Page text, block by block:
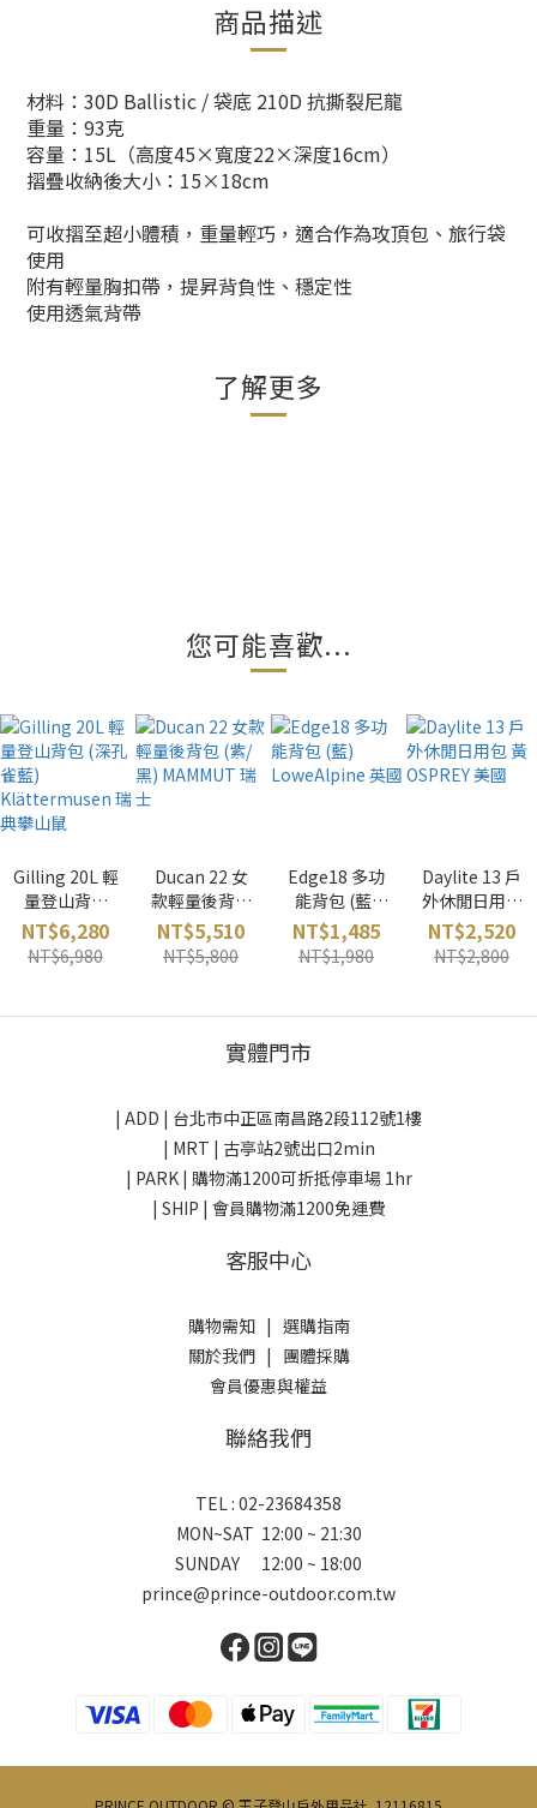
商品描述
材料：30D Ballistic / 袋底 210D 抗撕裂尼龍
重量：93克
容量：15L（高度45×寬度22×深度16cm）
摺疊收納後大小：15×18cm
可收摺至超小體積，重量輕巧，適合作為攻頂包、旅行袋
使用
附有輕量胸扣帶，提昇背負性、穩定性
使用透氣背帶
了解更多
您可能喜歡...
Gilling 20L 輕
量登山背包
(深孔雀藍)
Klättermuse
n 瑞典攀山鼠
NT$6,280
NT$6,980
Ducan 22 女
款輕量後背包
(紫/黑)
MAMMUT 瑞
士
NT$5,510
NT$5,800
Edge18 多功
能背包 (藍)
LoweAlpine
英國
NT$1,485
NT$1,980
Daylite 13 戶
外休閒日用包
黃 OSPREY 美
國
NT$2,520
NT$2,800
實體門市
| ADD | 台北市中正區南昌路2段112號1樓
| MRT | 古亭站2號出口2min
| PARK | 購物滿1200可折抵停車場 1hr
| SHIP | 會員購物滿1200免運費
客服中心
購物需知| 選購指南
關於我們| 團體採購
會員優惠與權益
聯絡我們
TEL : 02-23684358
MON~SAT 12:00 ~ 21:30
SUNDAY 12:00 ~ 18:00
prince@prince-outdoor.com.tw